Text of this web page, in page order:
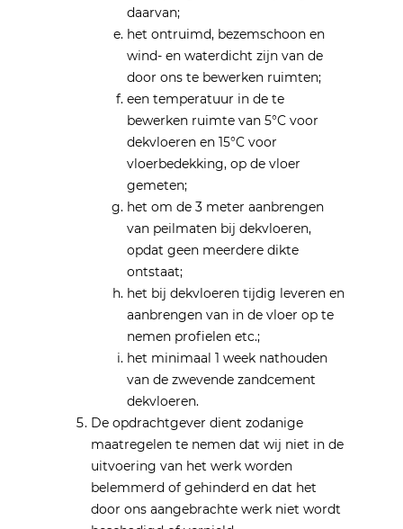
daarvan;
het ontruimd, bezemschoon en
wind- en waterdicht zijn van de
door ons te bewerken ruimten;
een temperatuur in de te
bewerken ruimte van 5°C voor
dekvloeren en 15°C voor
vloerbedekking, op de vloer
gemeten;
het om de 3 meter aanbrengen
van peilmaten bij dekvloeren,
opdat geen meerdere dikte
ontstaat;
het bij dekvloeren tijdig leveren en
aanbrengen van in de vloer op te
nemen profielen etc.;
het minimaal 1 week nathouden
van de zwevende zandcement
dekvloeren.
De opdrachtgever dient zodanige
maatregelen te nemen dat wij niet in de
uitvoering van het werk worden
belemmerd of gehinderd en dat het
door ons aangebrachte werk niet wordt